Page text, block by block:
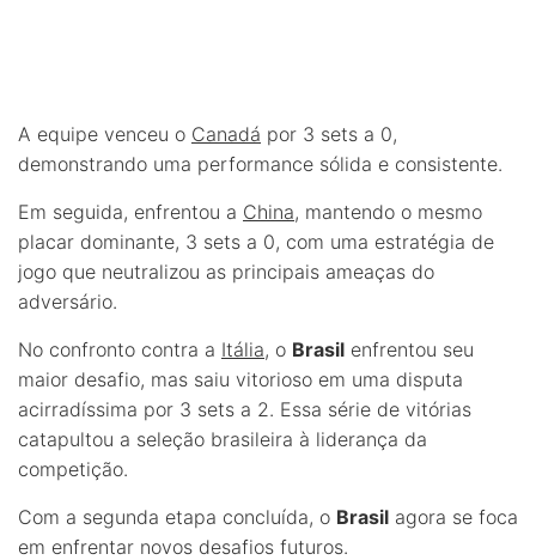
A equipe venceu o Canadá por 3 sets a 0,
demonstrando uma performance sólida e consistente.
Em seguida, enfrentou a China, mantendo o mesmo
placar dominante, 3 sets a 0, com uma estratégia de
jogo que neutralizou as principais ameaças do
adversário.
No confronto contra a Itália, o Brasil enfrentou seu
maior desafio, mas saiu vitorioso em uma disputa
acirradíssima por 3 sets a 2. Essa série de vitórias
catapultou a seleção brasileira à liderança da
competição.
Com a segunda etapa concluída, o Brasil agora se foca
em enfrentar novos desafios futuros.